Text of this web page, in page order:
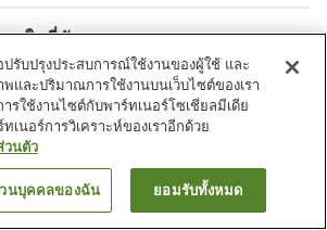
วกในที่พัก
สปา/บิวตี้ซาลอน
ห้องจัดเลี้ยง
อะ
ค้นหาห้องพัก
ปรับปรุงประสบการณ์ใช้งานของผู้ใช้ และ
และปริมาณการใช้งานบนเว็บไซต์ของเรา
รใช้งานไซต์กับพาร์ทเนอร์โซเชียลมีเดีย
นอร์การวิเคราะห์ของเราอีกด้วย
วนตัว
นบุคคลของฉัน ยอมรับทั้งหมด